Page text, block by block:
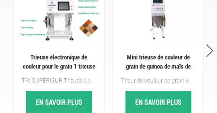
Trieuse électronique de
couleur pour le grain 1 trieuse
de couleur de grain de
goulotte à vendre
TRI SUPÉRIEUR Trieuse électronique de couleurs pour les grains fournir les meilleures solutions de tri pour toutes sortes de céréales, telles que le blé, le maïs, le quinoa, le seigle, l'orge, le sarrasin, peuvent éliminer les impuretés de toutes les céréales. Tri par dessus grain trieur de couleurs adoptez la dernière technologie, une capture intelligente, un algorithme spécial, des performances à coût élevé, bienvenue à nous demander pour plus de détails ~
EN SAVOIR PLUS
Mini trieuse de couleur de
grain de quinoa de maïs de
de garantie
Trieur de couleur de grain est une machine utilisée pour trier les céréales, les graines et autres petits objets par couleur. Ils utilisent une combinaison de capteurs CCD et de caméras pour détecter la couleur de chaque article, puis les trier dans des bacs séparés en fonction de leur couleur. Trieurs de couleur de grain sont utilisés dans une variété d'industries, y compris la transformation des aliments, l'agriculture, les produits pharmaceutiques, etc.
EN SAVOIR PLUS